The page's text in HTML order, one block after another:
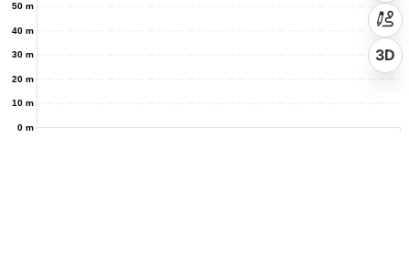
0 m
10 m
20 m
30 m
40 m
50 m
3D